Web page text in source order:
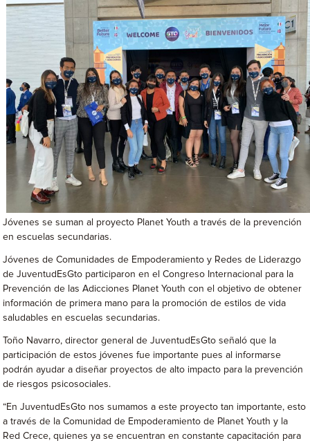
Jóvenes se suman al proyecto Planet Youth a través de la prevención
en escuelas secundarias.
Jóvenes de Comunidades de Empoderamiento y Redes de Liderazgo
de JuventudEsGto participaron en el Congreso Internacional para la
Prevención de las Adicciones Planet Youth con el objetivo de obtener
información de primera mano para la promoción de estilos de vida
saludables en escuelas secundarias.
Toño Navarro, director general de JuventudEsGto señaló que la
participación de estos jóvenes fue importante pues al informarse
podrán ayudar a diseñar proyectos de alto impacto para la prevención
de riesgos psicosociales.
“En JuventudEsGto nos sumamos a este proyecto tan importante, esto
a través de la Comunidad de Empoderamiento de Planet Youth y la
Red Crece, quienes ya se encuentran en constante capacitación para